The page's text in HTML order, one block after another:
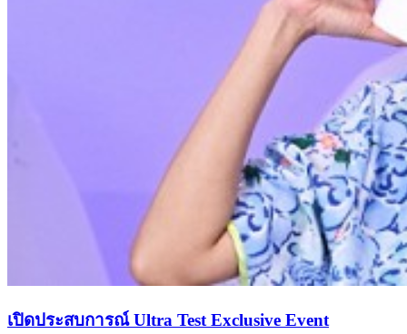
เปิดประสบการณ์ Ultra Test Exclusive Event